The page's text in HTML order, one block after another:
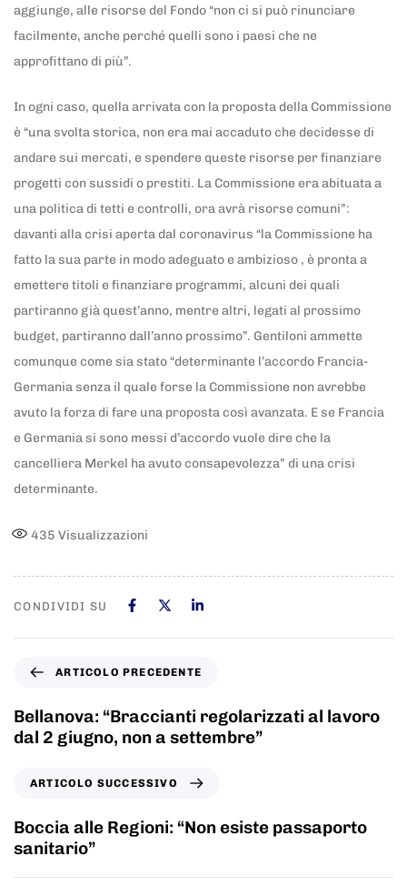
aggiunge, alle risorse del Fondo “non ci si può rinunciare
facilmente, anche perché quelli sono i paesi che ne
approfittano di più”.
In ogni caso, quella arrivata con la proposta della Commissione
è “una svolta storica, non era mai accaduto che decidesse di
andare sui mercati, e spendere queste risorse per finanziare
progetti con sussidi o prestiti. La Commissione era abituata a
una politica di tetti e controlli, ora avrà risorse comuni”:
davanti alla crisi aperta dal coronavirus “la Commissione ha
fatto la sua parte in modo adeguato e ambizioso , è pronta a
emettere titoli e finanziare programmi, alcuni dei quali
partiranno già quest’anno, mentre altri, legati al prossimo
budget, partiranno dall’anno prossimo”. Gentiloni ammette
comunque come sia stato “determinante l’accordo Francia-
Germania senza il quale forse la Commissione non avrebbe
avuto la forza di fare una proposta così avanzata. E se Francia
e Germania si sono messi d’accordo vuole dire che la
cancelliera Merkel ha avuto consapevolezza” di una crisi
determinante.
435 Visualizzazioni
CONDIVIDI SU
ARTICOLO PRECEDENTE
Bellanova: “Braccianti regolarizzati al lavoro
dal 2 giugno, non a settembre”
ARTICOLO SUCCESSIVO
Boccia alle Regioni: “Non esiste passaporto
sanitario”